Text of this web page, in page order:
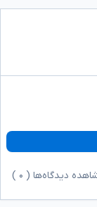
دیدگاه‌ها ( ۰